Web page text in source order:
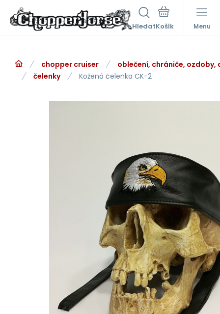
Hledat Menu
chopper cruiser
oblečení, chrániče, ozdoby,
čelenky
Kožená čelenka CK-2